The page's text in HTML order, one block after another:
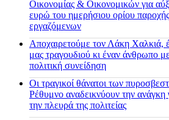
Οικονομίας & Οικονομικών για
ευρώ του ημερήσιου ορίου
εργαζόμενων
Αποχαιρετούμε τον Λάκη Χαλκιά,
μας τραγουδιού κι έναν άνθρωπο
πολιτική συνείδηση
Οι τραγικοί θάνατοι των
Ρέθυμνο αναδεικνύουν την
την πλευρά της πολιτείας